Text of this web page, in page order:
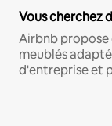
Vous cherchez
Airbnb
meublés
d'entreprise et